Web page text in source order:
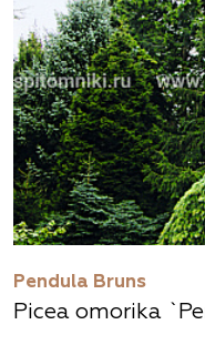
Pendula Bruns
Picea omorika